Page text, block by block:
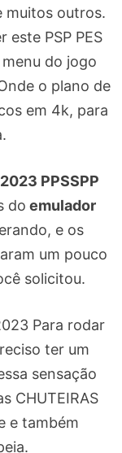
muitos outros.
este PSP PES
do jogo
o plano de
em 4k, para
PPSSPP
do emulador
e os
um pouco
solicitou.
Para rodar
ter um
sensação
CHUTEIRAS
e também